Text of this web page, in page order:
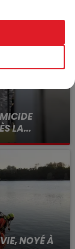
LA...
servait
NOYÉ À